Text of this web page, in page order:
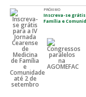
PRÓXIMO
Inscreva-se grátis
Família e